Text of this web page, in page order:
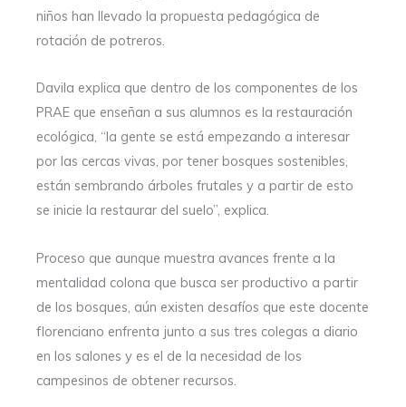
niños han llevado la propuesta pedagógica de
rotación de potreros.
Davila explica que dentro de los componentes de los
PRAE que enseñan a sus alumnos es la restauración
ecológica, “la gente se está empezando a interesar
por las cercas vivas, por tener bosques sostenibles,
están sembrando árboles frutales y a partir de esto
se inicie la restaurar del suelo”, explica.
Proceso que aunque muestra avances frente a la
mentalidad colona que busca ser productivo a partir
de los bosques, aún existen desafíos que este docente
florenciano enfrenta junto a sus tres colegas a diario
en los salones y es el de la necesidad de los
campesinos de obtener recursos.